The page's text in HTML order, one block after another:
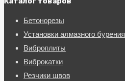
Бетонорезы
Установки алмазного бурения
Виброплиты
Виброкатки
Резчики швов